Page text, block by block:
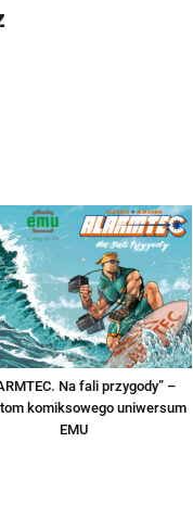
Na fali przygody” –
komiksowego uniwersum
EMU